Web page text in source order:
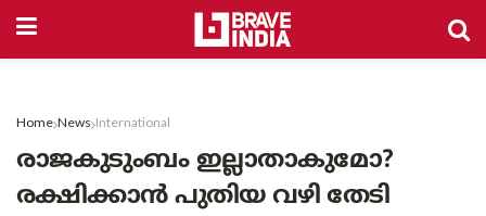
Home News International
രാജകുടുംബം ഇല്ലാതാകുമോ?
രക്ഷിക്കാൻ പുതിയ വഴി തേടി